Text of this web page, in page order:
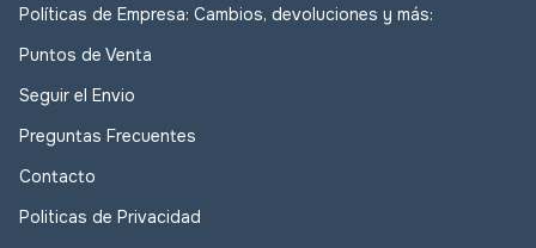
Políticas de Empresa: Cambios, devoluciones y más:
Puntos de Venta
Seguir el Envio
Preguntas Frecuentes
Contacto
Politicas de Privacidad